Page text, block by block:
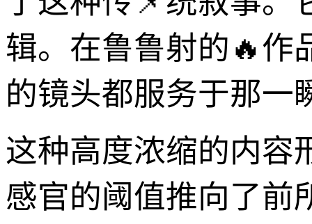
辑。在鲁鲁射的🔥作
的镜头都服务于那一
这种高度浓缩的内容
感官的阈值推向了前